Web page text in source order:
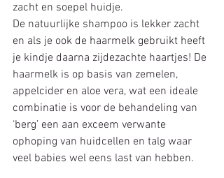
zacht en soepel huidje.
De natuurlijke shampoo is lekker zacht
en als je ook de haarmelk gebruikt heeft
je kindje daarna zijdezachte haartjes! De
haarmelk is op basis van zemelen,
appelcider en aloe vera, wat een ideale
combinatie is voor de behandeling van
‘berg’ een aan exceem verwante
ophoping van huidcellen en talg waar
veel babies wel eens last van hebben.